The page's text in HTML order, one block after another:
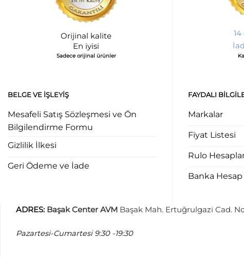
Orijinal kalite
En iyisi
Sadece orijinal ürünler
BELGE VE İŞLEYIŞ
Mesafeli Satış Sözleşmesi ve Ön
Bilgilendirme Formu
Gizlilik İlkesi
Geri Ödeme ve İade
FAYDALI
Markalar
Fiyat Listesi
Rulo
Banka
ADRES: Başak Center AVM Başak Mah. Ertuğrulgazi Cad.
Pazartesi-Cumartesi 9:30 -19:30